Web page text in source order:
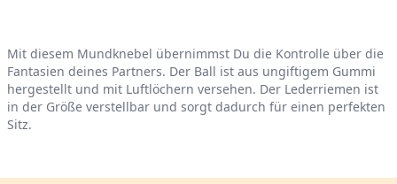
Mit diesem Mundknebel übernimmst Du die Kontrolle über die
Fantasien deines Partners. Der Ball ist aus ungiftigem Gummi
hergestellt und mit Luftlöchern versehen. Der Lederriemen ist
in der Größe verstellbar und sorgt dadurch für einen perfekten
Sitz.